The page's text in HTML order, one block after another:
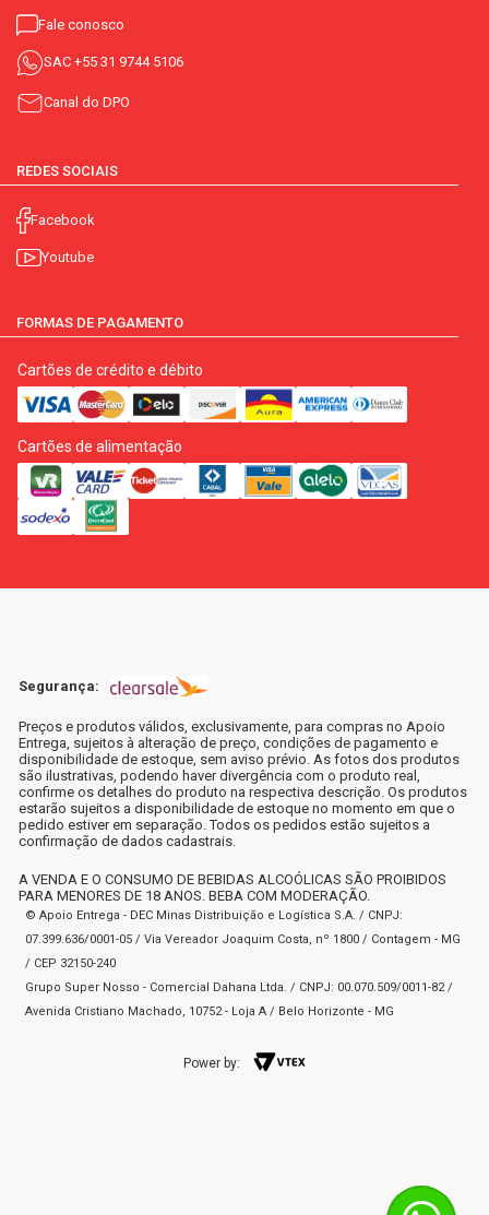
Fale conosco
SAC +55 31 9744 5106
Canal do DPO
REDES SOCIAIS
Facebook
Youtube
FORMAS DE PAGAMENTO
Cartões de crédito e débito
Cartões de alimentação
Segurança:
Preços e produtos válidos, exclusivamente, para compras no Apoio
Entrega, sujeitos à alteração de preço, condições de pagamento e
disponibilidade de estoque, sem aviso prévio. As fotos dos produtos
são ilustrativas, podendo haver divergência com o produto real,
confirme os detalhes do produto na respectiva descrição. Os produtos
estarão sujeitos a disponibilidade de estoque no momento em que o
pedido estiver em separação. Todos os pedidos estão sujeitos a
confirmação de dados cadastrais.
A VENDA E O CONSUMO DE BEBIDAS ALCOÓLICAS SÃO PROIBIDOS
PARA MENORES DE 18 ANOS. BEBA COM MODERAÇÃO.
© Apoio Entrega - DEC Minas Distribuição e Logística S.A. / CNPJ:
07.399.636/0001-05 / Via Vereador Joaquim Costa, nº 1800 / Contagem - MG
/ CEP 32150-240
Grupo Super Nosso - Comercial Dahana Ltda. / CNPJ: 00.070.509/0011-82 /
Avenida Cristiano Machado, 10752 - Loja A / Belo Horizonte - MG
Power by: